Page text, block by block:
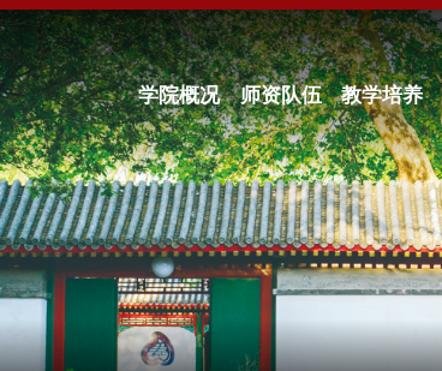
学院概况 师资队伍 教学培养